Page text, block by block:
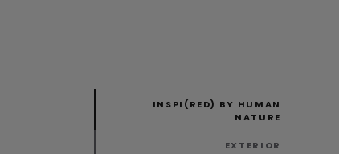
INSPI(RED) BY HUMAN
NATURE
EXTERIOR